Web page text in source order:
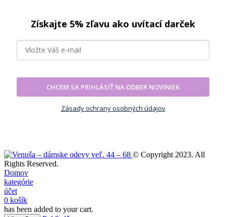
Získajte 5% zľavu ako uvítací darček
CHCEM SA PRIHLÁSIŤ NA ODBER NOVINIEK
Zásady ochrany osobných údajov
© Copyright 2023. All
Rights Reserved.
Domov
kategórie
účet
0 košík
has been added to your cart.